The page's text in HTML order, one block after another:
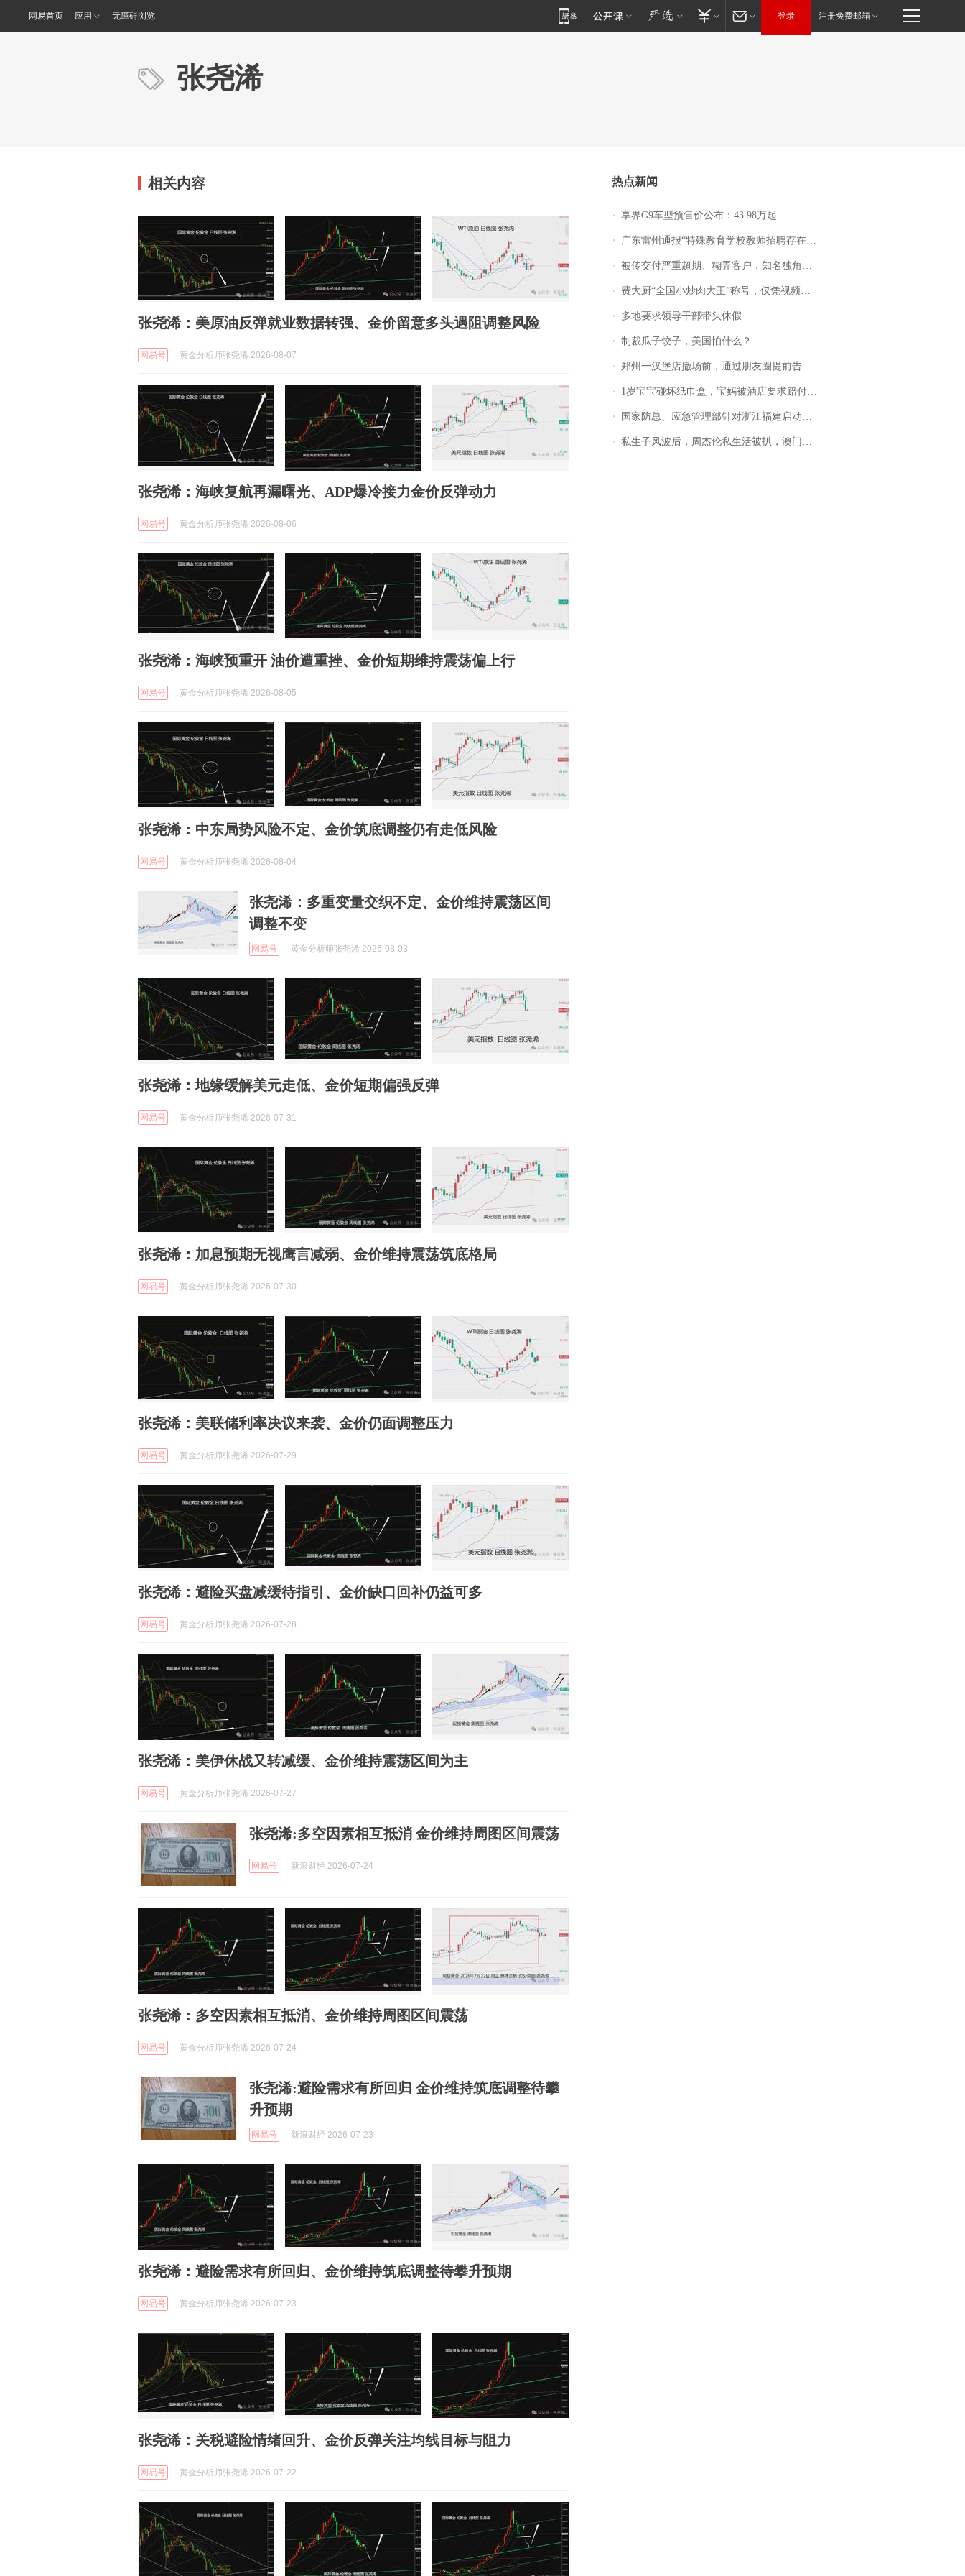
网易首页 应用 无障碍浏览 登录 注册免费邮箱
张尧浠
相关内容
张尧浠：美原油反弹就业数据转强、金价留意多头遇阻调整风险
网易号 黄金分析师张尧浠 2026-08-07
张尧浠：海峡复航再漏曙光、ADP爆冷接力金价反弹动力
网易号 黄金分析师张尧浠 2026-08-06
张尧浠：海峡预重开 油价遭重挫、金价短期维持震荡偏上行
网易号 黄金分析师张尧浠 2026-08-05
张尧浠：中东局势风险不定、金价筑底调整仍有走低风险
网易号 黄金分析师张尧浠 2026-08-04
张尧浠：多重变量交织不定、金价维持震荡区间
调整不变
网易号 黄金分析师张尧浠 2026-08-03
张尧浠：地缘缓解美元走低、金价短期偏强反弹
网易号 黄金分析师张尧浠 2026-07-31
张尧浠：加息预期无视鹰言减弱、金价维持震荡筑底格局
网易号 黄金分析师张尧浠 2026-07-30
张尧浠：美联储利率决议来袭、金价仍面调整压力
网易号 黄金分析师张尧浠 2026-07-29
张尧浠：避险买盘减缓待指引、金价缺口回补仍益可多
网易号 黄金分析师张尧浠 2026-07-28
张尧浠：美伊休战又转减缓、金价维持震荡区间为主
网易号 黄金分析师张尧浠 2026-07-27
张尧浠:多空因素相互抵消 金价维持周图区间震荡
网易号 新浪财经 2026-07-24
张尧浠：多空因素相互抵消、金价维持周图区间震荡
网易号 黄金分析师张尧浠 2026-07-24
张尧浠:避险需求有所回归 金价维持筑底调整待攀
升预期
网易号 新浪财经 2026-07-23
张尧浠：避险需求有所回归、金价维持筑底调整待攀升预期
网易号 黄金分析师张尧浠 2026-07-23
张尧浠：关税避险情绪回升、金价反弹关注均线目标与阻力
网易号 黄金分析师张尧浠 2026-07-22
热点新闻
享界G9车型预售价公布：43.98万起
广东雷州通报“特殊教育学校教师招聘存在违规行为”：已启动问责程序 副校长被停职
被传交付严重超期、糊弄客户，知名独角兽车企创始人回应：都没证据，将依法采取措施，“本人长期与美国交管局保持沟通，对方表示肯定”
费大厨“全国小炒肉大王”称号，仅凭视频评出？中国烹饪协会回应
多地要求领导干部带头休假
制裁瓜子饺子，美国怕什么？
郑州一汉堡店撤场前，通过朋友圈提前告知逐一退费，有顾客仅剩1元也全被退回，分文不少；顾客：言而有信，让人感动
1岁宝宝碰坏纸巾盒，宝妈被酒店要求赔付924元！三亚一酒店回复：骨瓷定制！网友一查价格，吵翻了
国家防总、应急管理部针对浙江福建启动防汛防台风四级应急响应
私生子风波后，周杰伦私生活被扒，澳门输10亿传闻早已经水落石出